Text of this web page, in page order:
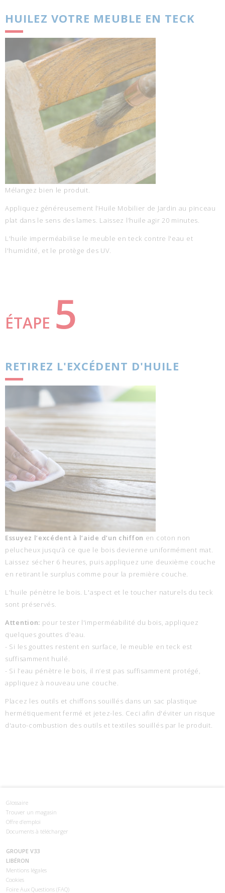
HUILEZ VOTRE MEUBLE EN TECK
Mélangez bien le produit.
Appliquez généreusement l’Huile Mobilier de Jardin au pinceau
plat dans le sens des lames. Laissez l’huile agir 20 minutes.
L'huile imperméabilise le meuble en teck contre l'eau et
l'humidité, et le protège des UV.
ÉTAPE 5
RETIREZ L'EXCÉDENT D'HUILE
Essuyez l’excédent à l’aide d’un chiffon en coton non
pelucheux jusqu’à ce que le bois devienne uniformément mat.
Laissez sécher 6 heures, puis appliquez une deuxième couche
en retirant le surplus comme pour la première couche.
L'huile pénètre le bois. L'aspect et le toucher naturels du teck
sont préservés.
Attention: pour tester l'imperméabilité du bois, appliquez
quelques gouttes d'eau.
- Si les gouttes restent en surface, le meuble en teck est
suffisamment huilé.
- Si l’eau pénètre le bois, il n’est pas suffisamment protégé,
appliquez à nouveau une couche.
Placez les outils et chiffons souillés dans un sac plastique
hermétiquement fermé et jetez-les. Ceci afin d'éviter un risque
d'auto-combustion des outils et textiles souillés par le produit.
Glossaire
Trouver un magasin
Offre d’emploi
Documents à télécharger
GROUPE V33
LIBÉRON
Mentions légales
Cookies
Foire Aux Questions (FAQ)